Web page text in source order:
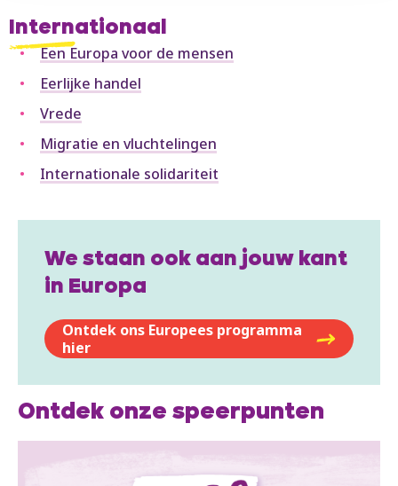
Internationaal
Een Europa voor de mensen
Eerlijke handel
Vrede
Migratie en vluchtelingen
Internationale solidariteit
We staan ook aan jouw kant
in Europa
Ontdek ons Europees programma
hier
Ontdek onze speerpunten